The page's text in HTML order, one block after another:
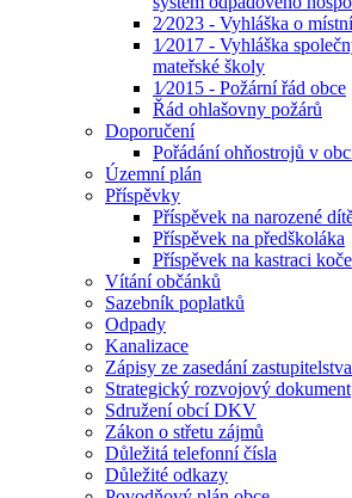
2⁄2023 - Vyhláška o
1⁄2017 - Vyhláška
mateřské školy
1⁄2015 - Požární řád obce
Řád ohlašovny požárů
Doporučení
Pořádání ohňostrojů v
Územní plán
Příspěvky
Příspěvek na narozené
Příspěvek na předškoláka
Příspěvek na kastraci
Vítání občánků
Sazebník poplatků
Odpady
Kanalizace
Zápisy ze zasedání
Strategický rozvojový dokument
Sdružení obcí DKV
Zákon o střetu zájmů
Důležitá telefonní čísla
Důležité odkazy